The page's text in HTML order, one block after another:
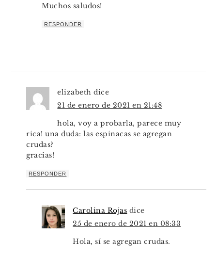
Muchos saludos!
RESPONDER
elizabeth dice
21 de enero de 2021 en 21:48
hola, voy a probarla, parece muy
rica! una duda: las espinacas se agregan
crudas?
gracias!
RESPONDER
Carolina Rojas dice
25 de enero de 2021 en 08:33
Hola, sí se agregan crudas.